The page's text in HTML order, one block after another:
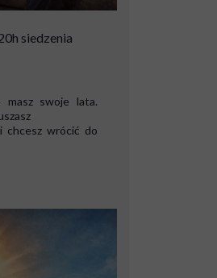
siedzenia
swoje lata.
chcesz wrócić do